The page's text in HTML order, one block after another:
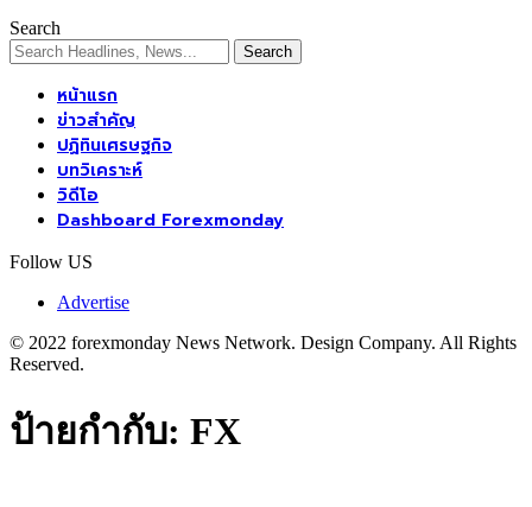
Search
หน้าแรก
ข่าวสำคัญ
ปฏิทินเศรษฐกิจ
บทวิเคราะห์
วิดีโอ
Dashboard Forexmonday
Follow US
Advertise
© 2022 forexmonday News Network. Design Company. All Rights
Reserved.
ป้ายกำกับ: FX